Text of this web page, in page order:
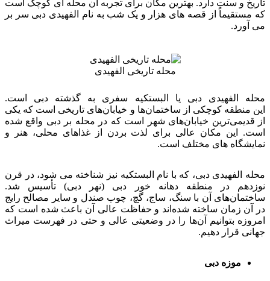
تاریخ و سنت دارد. بهترین مکان برای تجربه آن محله ای کوچک است
که مستقیماً از قصه های هزار و یک شب به نام الفهیدی دبی سر بر
می آورد.
محله تاریخی الفهیدی
محله الفهیدی دبی یا البستکیه سفری به گذشته دبی است.
این منطقه کوچکی از ساختمان‌ها و خیابان‌های تاریخی است که یکی
از قدیمی‌ترین خیابان‌های شهر است که در محله بر دبی واقع شده
است. این مکان عالی برای لذت بردن از غذاهای محلی، هنر و
نمایشگاه های مختلف است.
محله الفهیدی دبی، که با نام البستکیه نیز شناخته می شود، در قرن
نوزدهم در منطقه دهانه خور دبی (نهر دبی) تأسیس شد.
ساختمان‌های آن با سنگ، ساج، گچ، چوب صندل و سایر مصالح رایج
در آن زمان ساخته شده‌اند و حفاظت عالی آن باعث شده است که
امروزه بتوانیم آن‌ها را در وضعیتی عالی و حتی در فهرست میراث
جهانی قرار دهیم.
موزه دبی